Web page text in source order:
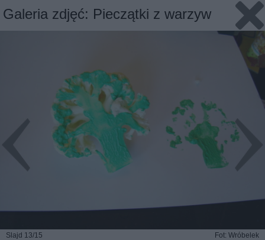
Galeria zdjęć: Pieczątki z warzyw
Slajd 13/15 Fot: Wróbelek